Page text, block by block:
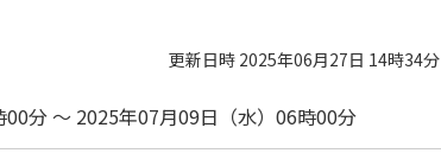
更新日時 2025年06月27日 14時34分
分 ～ 2025年07月09日（水）06時00分